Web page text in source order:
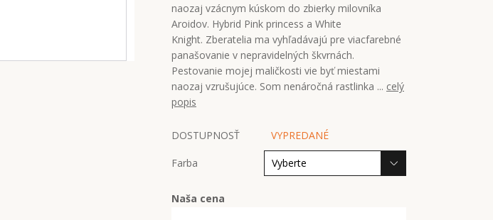
naozaj vzácnym kúskom do zbierky milovníka
Aroidov. Hybrid Pink princess a White
Knight. Zberatelia ma vyhľadávajú pre viacfarebné
panašovanie v nepravidelných škvrnách.
Pestovanie mojej maličkosti vie byť miestami
naozaj vzrušujúce. Som nenáročná rastlinka ... celý
popis
DOSTUPNOSŤ VYPREDANÉ
Farba
Naša cena